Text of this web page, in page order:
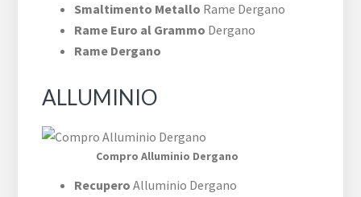
Smaltimento Metallo Rame Dergano
Rame Euro al Grammo Dergano
Rame Dergano
ALLUMINIO
Compro Alluminio Dergano
RecuperoAlluminio Dergano